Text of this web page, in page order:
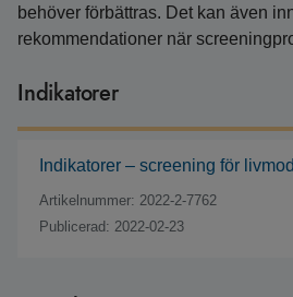
behöver förbättras. Det kan även
rekommendationer när
Indikatorer
Indikatorer – screening för
Artikelnummer: 2022-2-7762
Publicerad: 2022-02-23